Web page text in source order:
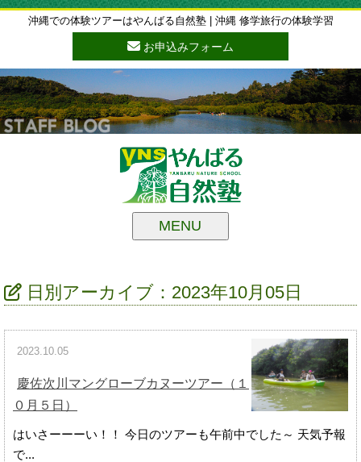
沖縄での体験ツアーはやんばる自然塾 | 沖縄 修学旅行の体験学習
お申込みフォーム
MENU
日別アーカイブ：2023年10月05日
2023.10.05
慶佐次川マングローブカヌーツアー（１
０月５日）
はいさーーーい！！ 今日のツアーも午前中でした～ 天気予報
で...